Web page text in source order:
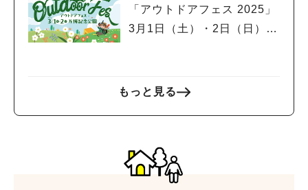
「アウトドアフェス 2025」
3月1日（土）・2日（日）開
も同時開催
もっと見る